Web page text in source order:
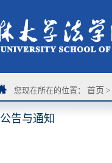
您现在所在的位置： 首页 >
公告与通知